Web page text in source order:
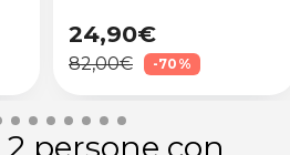
24,90€
82,00€ -70%
persone con